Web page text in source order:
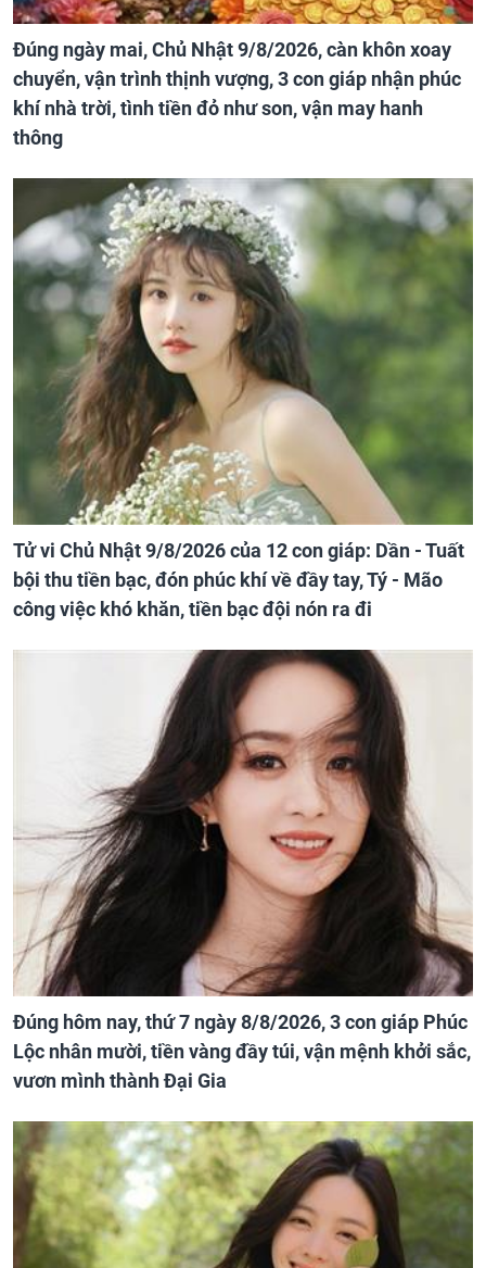
Đúng ngày mai, Chủ Nhật 9/8/2026, càn khôn xoay
chuyển, vận trình thịnh vượng, 3 con giáp nhận phúc
khí nhà trời, tình tiền đỏ như son, vận may hanh
thông
Tử vi Chủ Nhật 9/8/2026 của 12 con giáp: Dần - Tuất
bội thu tiền bạc, đón phúc khí về đầy tay, Tý - Mão
công việc khó khăn, tiền bạc đội nón ra đi
Đúng hôm nay, thứ 7 ngày 8/8/2026, 3 con giáp Phúc
Lộc nhân mười, tiền vàng đầy túi, vận mệnh khởi sắc,
vươn mình thành Đại Gia